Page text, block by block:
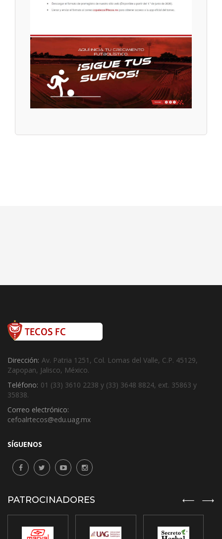
Dirección: Av. Patria 1251, Col. Lomas del Valle, C.P. 45129,
Zapopan, Jalisco, México.
Teléfono: 01 (33) 3610 2238 y (33) 3648 8824, ext. 35863 y
35838.
Correo electrónico:
cefoalrtecos@edu.uag.mx
SÍGUENOS
PATROCINADORES